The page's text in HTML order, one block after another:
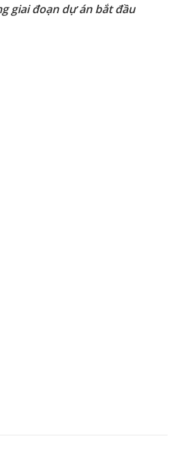
giai đoạn dự án bắt đầu